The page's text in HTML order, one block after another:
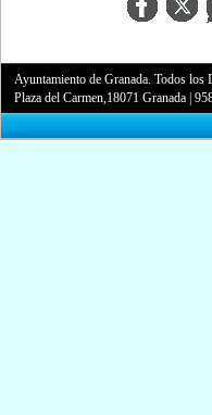
Ayuntamiento de Granada. Todos los
Plaza del Carmen,18071 Granada |